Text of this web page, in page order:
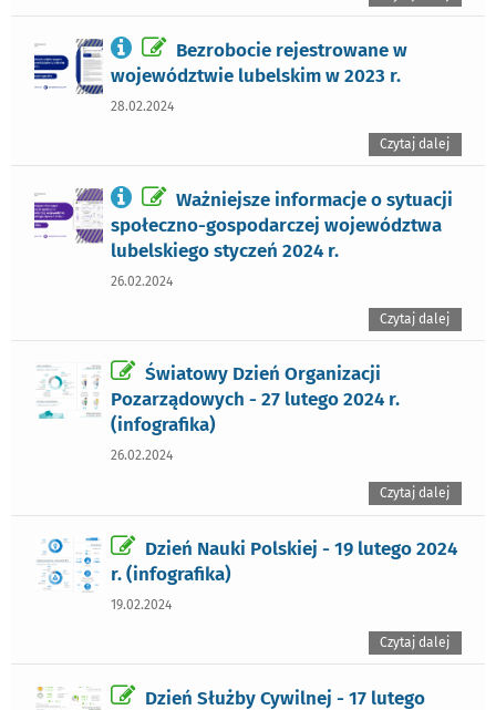
Bezrobocie rejestrowane w
województwie lubelskim w 2023 r.
28.02.2024
Czytaj dalej
Ważniejsze informacje o sytuacji
społeczno-gospodarczej województwa
lubelskiego styczeń 2024 r.
26.02.2024
Czytaj dalej
Światowy Dzień Organizacji
Pozarządowych - 27 lutego 2024 r.
(infografika)
26.02.2024
Czytaj dalej
Dzień Nauki Polskiej - 19 lutego 2024
r. (infografika)
19.02.2024
Czytaj dalej
Dzień Służby Cywilnej - 17 lutego